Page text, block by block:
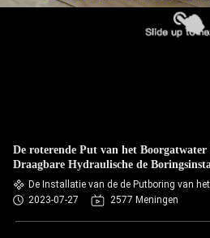
De roterende Put van het Boorgatwater
Draagbare Hydraulische de
Waterput
De Installatie van de de Putboring van
2023-07-27
2577 Meningen